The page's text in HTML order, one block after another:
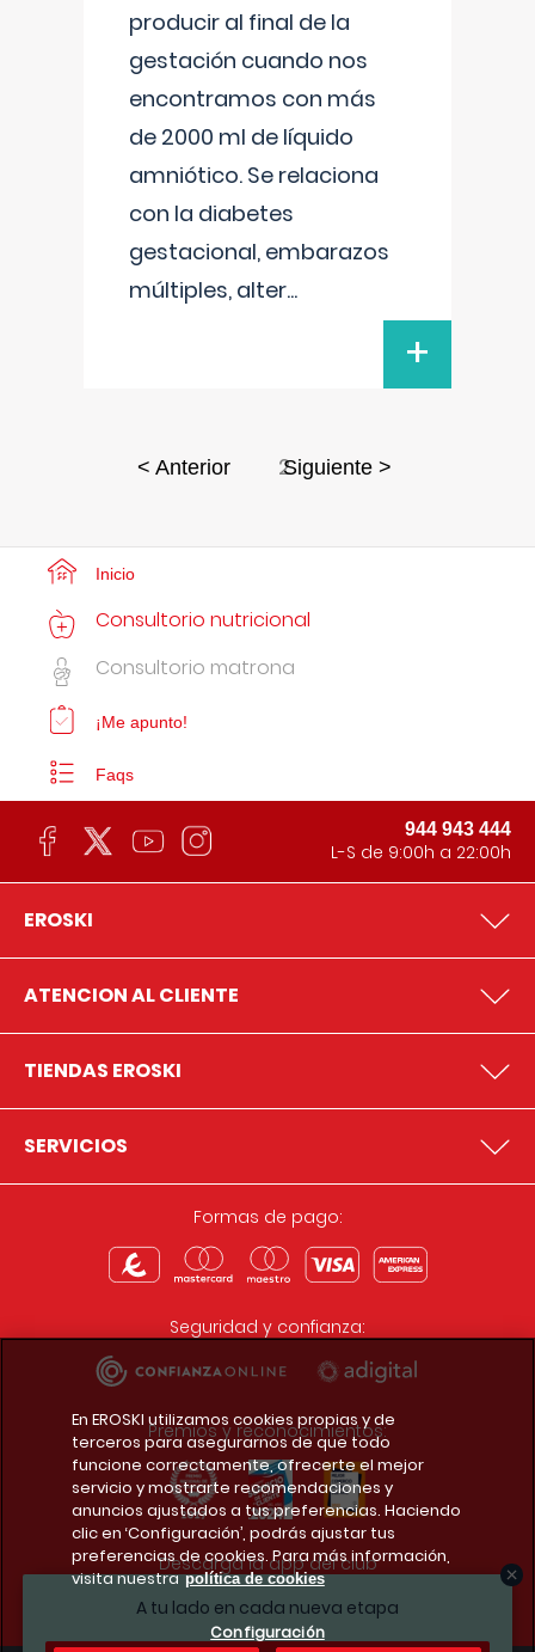
producir al final de la
gestación cuando nos
encontramos con más
de 2000 ml de líquido
amniótico. Se relaciona
con la diabetes
gestacional, embarazos
múltiples, alter...
+
< Anterior 2Siguiente >
A tu lado en cada nueva etapa
Inicio
Consultorio nutricional
Consultorio matrona
¡Me apunto!
Faqs
944 943 444
L-S de 9:00h a 22:00h
EROSKI
ATENCION AL CLIENTE
TIENDAS EROSKI
SERVICIOS
Formas de pago:
Seguridad y confianza:
Premios y reconocimientos:
Descarga la app del club
En EROSKI utilizamos cookies propias y de
terceros para asegurarnos de que todo
funcione correctamente, ofrecerte el mejor
servicio y mostrarte recomendaciones y
anuncios ajustados a tus preferencias. Haciendo
clic en ‘Configuración’, podrás ajustar tus
preferencias de cookies. Para más información,
visita nuestra política de cookies
Configuración